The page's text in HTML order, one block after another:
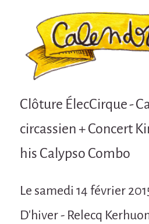
Attraction Capillaire
BLANC
Courbatures
Courbatures
La Brise de la Pastille
L'âne & la carotte
Les maîtres du
L'essaim - Projet
Brise de la Pastille
Mad in Finland
Préviens les autres
Clôture ÉlecCirque -
circassien + Concert
his Calypso Combo
Le samedi 14 février
D'hiver - Relecq